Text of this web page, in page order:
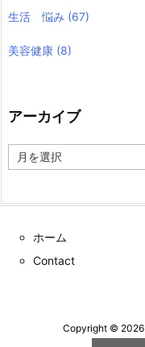
生活 悩み (67)
美容健康 (8)
アーカイブ
ー
ホーム
Contact
Copyright © 2026